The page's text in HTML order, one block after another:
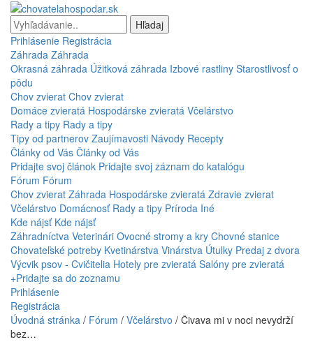
Hľadaj
Prihlásenie Registrácia
Záhrada Záhrada
Okrasná záhrada Úžitková záhrada Izbové rastliny Starostlivosť o
pôdu
Chov zvierat Chov zvierat
Domáce zvieratá Hospodárske zvieratá Včelárstvo
Rady a tipy Rady a tipy
Tipy od partnerov Zaujímavosti Návody Recepty
Články od Vás Články od Vás
Pridajte svoj článok Pridajte svoj záznam do katalógu
Fórum Fórum
Chov zvierat Záhrada Hospodárske zvieratá Zdravie zvierat
Včelárstvo Domácnosť Rady a tipy Príroda Iné
Kde nájsť Kde nájsť
Záhradníctva Veterinári Ovocné stromy a kry Chovné stanice
Chovateľské potreby Kvetinárstva Vinárstva Útulky Predaj z dvora
Výcvik psov - Cvičitelia Hotely pre zvieratá Salóny pre zvieratá
+Pridajte sa do zoznamu
Prihlásenie
Registrácia
Úvodná stránka / Fórum / Včelárstvo / Čivava mi v noci nevydrží
bez…